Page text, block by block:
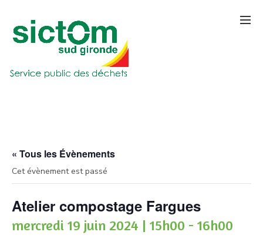
« Tous les Évènements
Cet évènement est passé
Atelier compostage Fargues
mercredi 19 juin 2024 | 15h00 - 16h00